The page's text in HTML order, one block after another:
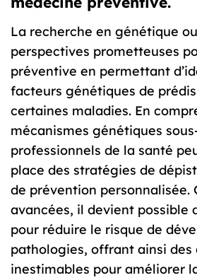
La recherche en génétique
perspectives prometteuses
préventive en permettant
facteurs génétiques de
certaines maladies. En
mécanismes génétiques
professionnels de la santé
place des stratégies de
de prévention personnalisée.
avancées, il devient possible
pour réduire le risque de
pathologies, offrant ainsi des
inestimables pour améliorer